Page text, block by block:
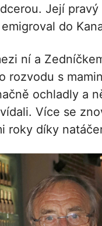
Její
do
ní a
rozvodu s
ochladly a
Více se
roky díky